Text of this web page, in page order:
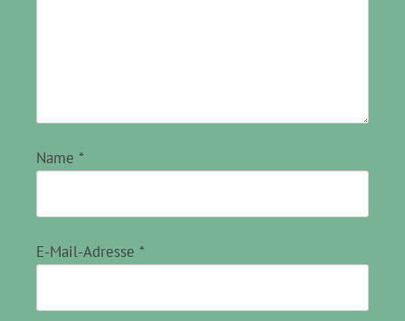
Name *
E-Mail-Adresse *